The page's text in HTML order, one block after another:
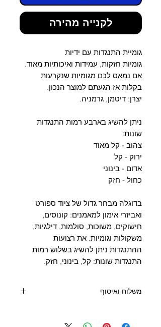
לקנייה מהירה
גומיית התנגדות עם ידיות
גומיות חזקות, עמידות ואיכותיות מאוד.
אם נמאס לכם מגומיות שנקרעות
בקלות אז הגעתם למוצר הנכון.
יצרן: דיטמן, גרמניה.
ניתן להשיג בארבע רמות התנגדות
שונות:
צהוב - קל מאוד
ירוק - קל
אדום - בינוני
כחול - חזק
בדוגלה מבחר גדול של ציוד ספורט
ואביזרי אימון למאמנים: קונוסים,
חישוקים, משוכות, סולמות, דילגיות,
משקולות וגומיות. את רצועות
ההתנגדות ניתן להשיג בשלוש רמות
התנגדות שונות: קל, בינוני, חזק.
משלוח ואיסוף